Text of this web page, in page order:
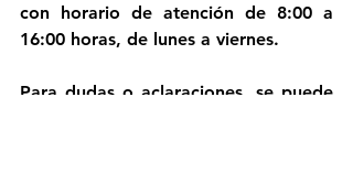
con horario de atención de 8:00 a
16:00 horas, de lunes a viernes.
Para dudas o aclaraciones, se puede